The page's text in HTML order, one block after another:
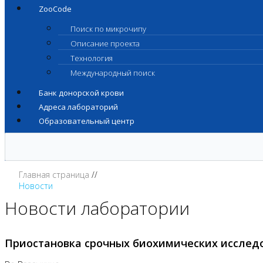
ZooCode
Поиск по микрочипу
Описание проекта
Технология
Международный поиск
Банк донорской крови
Адреса лабораторий
Образовательный центр
Главная страница
Новости
Новости лаборатории
Приостановка срочных биохимических